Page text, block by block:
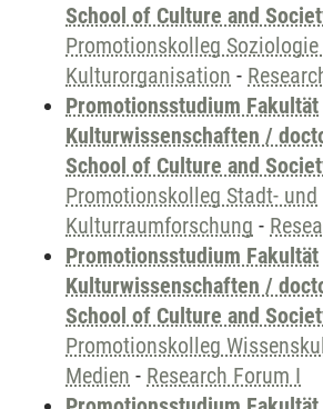
School of Culture and
Promotionskolleg Soziologie
Kulturorganisation -
Promotionsstudium Fakultät
Kulturwissenschaften /
School of Culture and
Promotionskolleg Stadt- und
Kulturraumforschung -
Promotionsstudium Fakultät
Kulturwissenschaften /
School of Culture and
Promotionskolleg
Medien - Research Forum I